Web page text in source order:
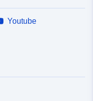
Youtube